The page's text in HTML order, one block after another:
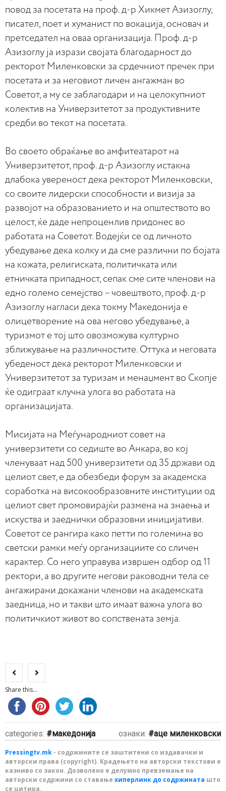
повод за посетата на проф. д-р Хикмет Азизоглу,
писател, поет и хуманист по вокација, основач и
претседател на оваа организација. Проф. д-р
Азизоглу ја изрази својата благодарност до
ректорот Миленковски за срдечниот пречек при
посетата и за неговиот личен ангажман во
Советот, а му се заблагодари и на целокупниот
колектив на Универзитетот за продуктивните
средби во текот на посетата.
Во своето обраќање во амфитеатарот на
Универзитетот, проф. д-р Азизоглу истакна
длабока увереност дека ректорот Миленковски,
со своите лидерски способности и визија за
развојот на образованието и на општеството во
целост, ќе даде непроценлив придонес во
работата на Советот. Водејќи се од личното
убедување дека колку и да сме различни по бојата
на кожата, религиската, политичката или
етничката припадност, сепак сме сите членови на
едно големо семејство – човештвото, проф. д-р
Азизоглу нагласи дека токму Македонија е
олицетворение на ова негово убедување, а
туризмот е тој што овозможува културно
зближување на различностите. Оттука и неговата
убеденост дека ректорот Миленковски и
Универзитетот за туризам и менаџмент во Скопје
ќе одиграат клучна улога во работата на
организацијата.
Мисијата на Меѓународниот совет на
универзитети со седиште во Анкара, во кој
членуваат над 500 универзитети од 35 држави од
целиот свет, е да обезбеди форум за академска
соработка на високообразовните институции од
целиот свет промовирајќи размена на знаења и
искуства и заеднички образовни иницијативи.
Советот се рангира како петти по големина во
светски рамки меѓу организациите со сличен
карактер. Со него управува извршен одбор од 11
ректори, а во другите негови раководни тела се
ангажирани докажани членови на академската
заедница, но и такви што имаат важна улога во
политичкиот живот во сопствената земја.
Share this...
categories: македонија ознаки: аце миленковски
Pressingtv.mk - содржините се заштитени со издавачки и
авторски права (copyright). Крадењето на авторски текстови е
казниво со закон. Дозволено е делумно превземање на
авторски содржини со ставање хиперлинк до содржината што
се цитира.